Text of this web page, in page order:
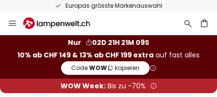
50 Tage kostenlose Retoure
Inhalt
Nur
02D 21H 21M 08S
10% ab CHF 149 & 13% ab CHF 199 extra auf fast alles
Code:WOW kopieren
WOW Week:Bis zu -70%